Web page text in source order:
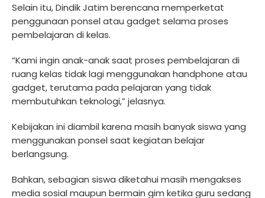
Selain itu, Dindik Jatim berencana memperketat
penggunaan ponsel atau gadget selama proses
pembelajaran di kelas.
“Kami ingin anak-anak saat proses pembelajaran di
ruang kelas tidak lagi menggunakan handphone atau
gadget, terutama pada pelajaran yang tidak
membutuhkan teknologi,” jelasnya.
Kebijakan ini diambil karena masih banyak siswa yang
menggunakan ponsel saat kegiatan belajar
berlangsung.
Bahkan, sebagian siswa diketahui masih mengakses
media sosial maupun bermain gim ketika guru sedang